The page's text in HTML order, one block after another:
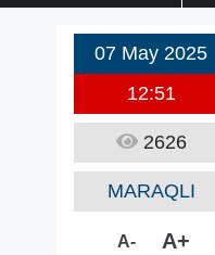
07 May 2025
12:51
2626
MARAQLI
A- A+